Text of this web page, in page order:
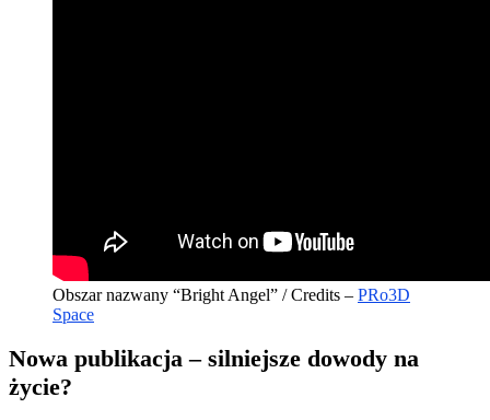
Obszar nazwany “Bright Angel” / Credits – PRo3D
Space
Nowa publikacja – silniejsze dowody na
życie?